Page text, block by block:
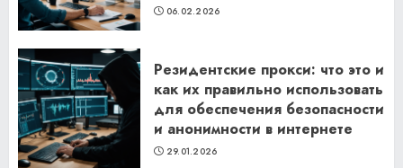
06.02.2026
Резидентские прокси: что это и
как их правильно использовать
для обеспечения безопасности
и анонимности в интернете
29.01.2026